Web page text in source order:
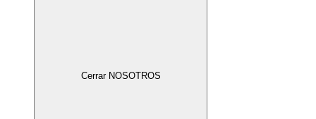
Cerrar NOSOTROS